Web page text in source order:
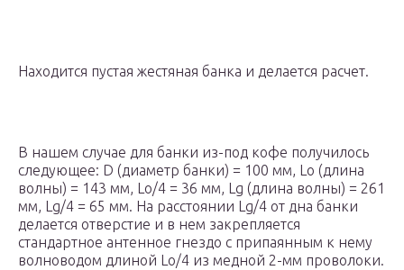
Находится пустая жестяная банка и делается расчет.
В нашем случае для банки из-под кофе получилось
следующее: D (диаметр банки) = 100 мм, Lo (длина
волны) = 143 мм, Lo/4 = 36 мм, Lg (длина волны) = 261
мм, Lg/4 = 65 мм. На расстоянии Lg/4 от дна банки
делается отверстие и в нем закрепляется
стандартное антенное гнездо с припаянным к нему
волноводом длиной Lo/4 из медной 2-мм проволоки.